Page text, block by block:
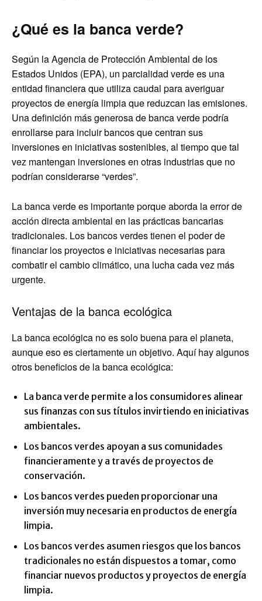
¿Qué es la banca verde?
Según la Agencia de Protección Ambiental de los
Estados Unidos (EPA), un parcialidad verde es una
entidad financiera que utiliza caudal para averiguar
proyectos de energía limpia que reduzcan las emisiones.
Una definición más generosa de banca verde podría
enrollarse para incluir bancos que centran sus
inversiones en iniciativas sostenibles, al tiempo que tal
vez mantengan inversiones en otras industrias que no
podrían considerarse “verdes”.
La banca verde es importante porque aborda la error de
acción directa ambiental en las prácticas bancarias
tradicionales. Los bancos verdes tienen el poder de
financiar los proyectos e iniciativas necesarias para
combatir el cambio climático, una lucha cada vez más
urgente.
Ventajas de la banca ecológica
La banca ecológica no es solo buena para el planeta,
aunque eso es ciertamente un objetivo. Aquí hay algunos
otros beneficios de la banca ecológica:
La banca verde permite a los consumidores alinear
sus finanzas con sus títulos invirtiendo en iniciativas
ambientales.
Los bancos verdes apoyan a sus comunidades
financieramente y a través de proyectos de
conservación.
Los bancos verdes pueden proporcionar una
inversión muy necesaria en productos de energía
limpia.
Los bancos verdes asumen riesgos que los bancos
tradicionales no están dispuestos a tomar, como
financiar nuevos productos y proyectos de energía
limpia.